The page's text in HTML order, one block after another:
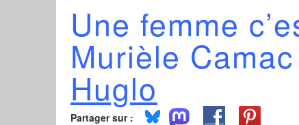
Une femme
Murièle
Huglo
Partager sur :